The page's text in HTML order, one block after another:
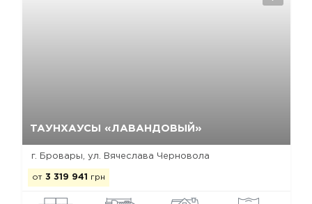
ТАУНХАУСЫ «ЛАВАНДОВЫЙ»
г. Бровары, ул. Вячеслава Черновола
от 3 319 941 грн